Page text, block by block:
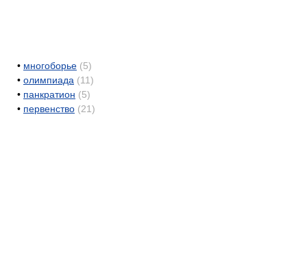
• многоборье (5)
• олимпиада (11)
• панкратион (5)
• первенство (21)